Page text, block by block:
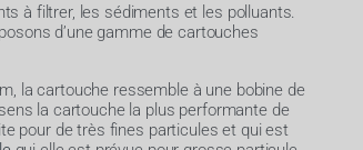
à filtrer, les sédiments et les polluants.
d’une gamme de cartouches
la cartouche ressemble à une bobine de
la cartouche la plus performante de
pour de très fines particules et qui est